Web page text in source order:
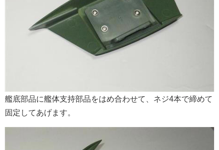
艦底部品に艦体支持部品をはめ合わせて、ネジ4本で締めて
固定してあげます。